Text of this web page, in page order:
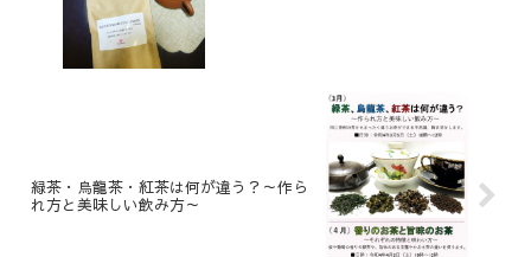
緑茶・烏龍茶・紅茶は何が違う？～作ら
れ方と美味しい飲み方～